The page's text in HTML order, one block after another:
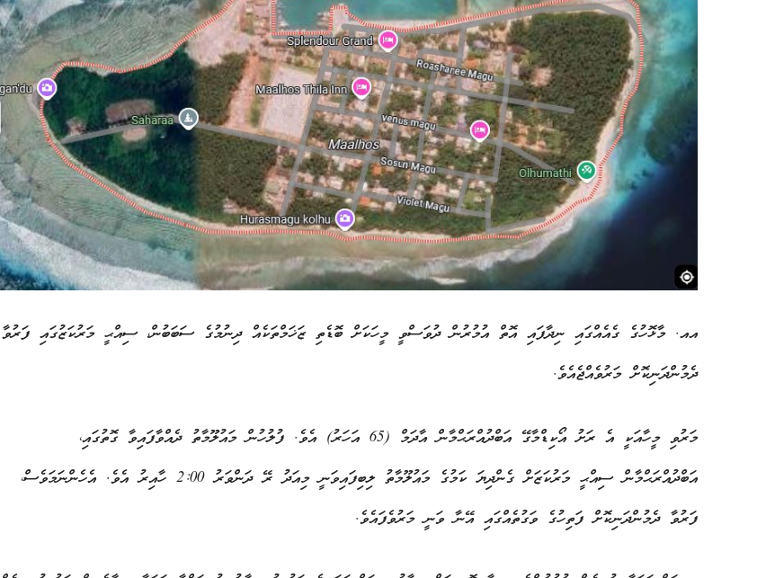
އއ. މާޅޮހުގެ ގެއެއްގައި ނިދާފައި އޮތް އުމުރުން ދުވަސްވީ މީހަކަށް ބޮޑެތި ޒަޚަމްތަކެއް ދިނުމުގެ ސަބަބުން، ސިއްޙީ މަރުކަޒުގައި ފަރުވާ
ދެމުންދަނިކޮށް މަރުވެއްޖެއެވެ.
މަރުވި މީހާއަކީ އެ ރަށު އޯކިޑްމާގޭ އަބްދުއްރަޙްމާން އާދަމް (65 އަހަރު) އެވެ. ފުލުހުން މައުލޫމާތު ދެއްވާފައިވާ ގޮތުގައި،
އަބްދުއްރަޙްމާން ސިއްޙީ މަރުކަޒަށް ގެންދިޔަ ކަމުގެ މައުލޫމާތު ލިބިފައިވަނީ މިއަދު ރޭ ދަންވަރު 2:00 ހާއިރު އެވެ. އެހެންނަމަވެސް،
ފަރުވާ ދެމުންދަނިކޮށް ފަތިހުގެ ވަގުތެއްގައި އޭނާ ވަނީ މަރުވެފައެވެ.